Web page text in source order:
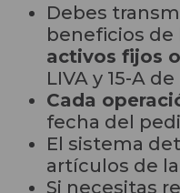
Debes
beneficios de
activos fijos
LIVA y 15-A de
Cada
fecha del
El sistema
artículos de
Si necesitas